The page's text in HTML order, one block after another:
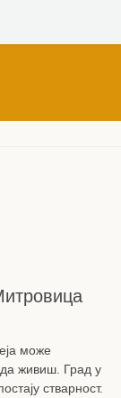
може
живиш. Град у
стварност.